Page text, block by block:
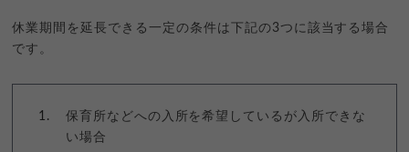
休業期間を延長できる一定の条件は下記の3つに該当する場合
です。
保育所などへの入所を希望しているが入所できな
い場合